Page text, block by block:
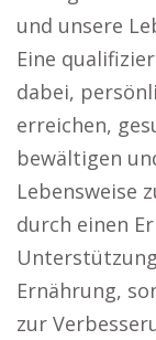
und unsere
Eine
dabei,
erreichen,
bewältigen
Lebensweise
durch einen
Ernährung,
zur